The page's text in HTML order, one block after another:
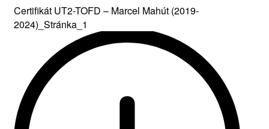
Certifikát UT2-TOFD – Marcel Mahút (2019-
2024)_Stránka_1